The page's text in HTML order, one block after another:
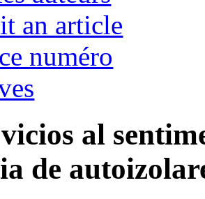
an article
numéro
al
de